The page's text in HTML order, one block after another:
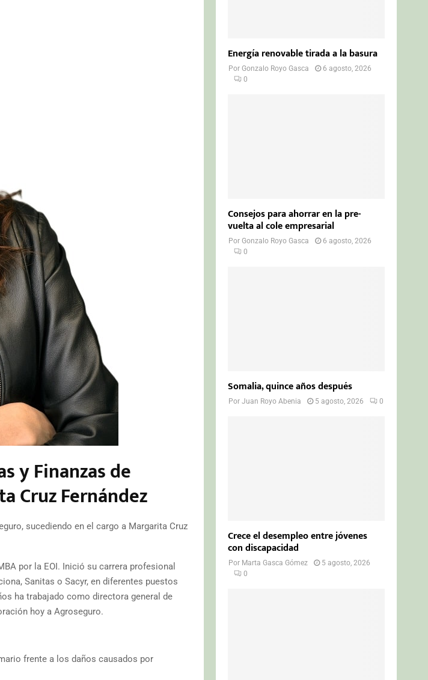
y Finanzas de
Cruz Fernández
sucediendo en el cargo a Margarita Cruz
por la EOI. Inició su carrera profesional
Sanitas o Sacyr, en diferentes puestos
ha trabajado como directora general de
hoy a Agroseguro.
frente a los daños causados por
Energía renovable tirada a la basura
PorGonzalo Royo Gasca
6 agosto, 2026
0
Consejos para ahorrar en la pre-
vuelta al cole empresarial
PorGonzalo Royo Gasca
6 agosto, 2026
0
Somalia, quince años después
PorJuan Royo Abenia 5 agosto, 2026 0
Crece el desempleo entre jóvenes
con discapacidad
Por Marta Gasca Gómez
5 agosto, 2026
0